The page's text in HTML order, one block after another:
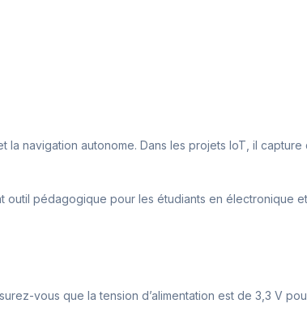
navigation autonome. Dans les projets IoT, il
pédagogique pour les étudiants en électronique
vous que la tension d’alimentation est de 3,3 V